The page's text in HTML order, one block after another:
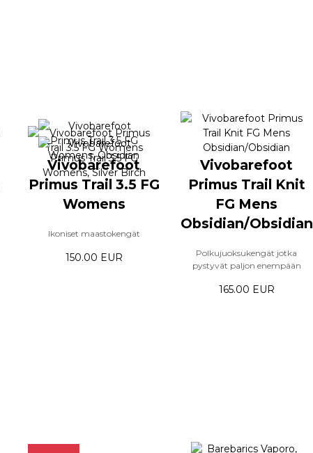
Vivobarefoot
Primus Trail 3.5 FG
Womens
Ikoniset maastokengät
150.00 EUR
Vivobarefoot
Primus Trail Knit
FG Mens
Obsidian/Obsidian
Polkujuoksukengät jotka
pystyvät paljon enempään
165.00 EUR